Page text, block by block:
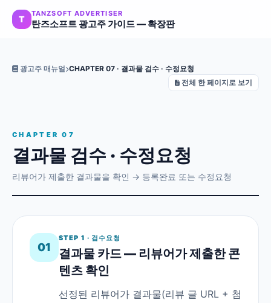
T
TANZSOFT ADVERTISER
탄즈소프트 광고주 가이드 — 확장판
광고주 매뉴얼 CHAPTER 07 · 결과물 검수 · 수정요청
전체 한 페이지로 보기
CHAPTER 07
결과물 검수 · 수정요청
리뷰어가 제출한 결과물을 확인 → 등록완료 또는 수정요청
01
STEP 1 · 검수요청
결과물 카드 — 리뷰어가 제출한 콘
텐츠 확인
선정된 리뷰어가 결과물(리뷰 글 URL + 첨